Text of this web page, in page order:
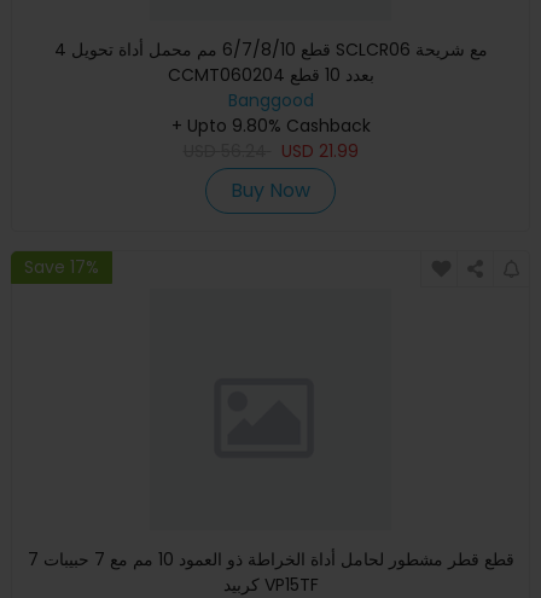
4 قطع 6/7/8/10 مم محمل أداة تحويل SCLCR06 مع شريحة
CCMT060204 بعدد 10 قطع
Banggood
+ Upto 9.80% Cashback
USD 21.99
Buy Now
Save 17%
7 قطع قطر مشطور لحامل أداة الخراطة ذو العمود 10 مم مع 7 حبيبات
كربيد VP15TF